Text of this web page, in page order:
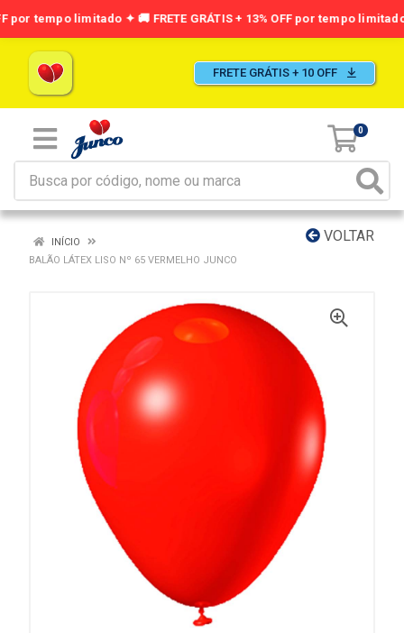
FRETE GRÁTIS + 10 OFF
0
VOLTAR
INÍCIO
BALÃO LÁTEX LISO Nº 65 VERMELHO JUNCO